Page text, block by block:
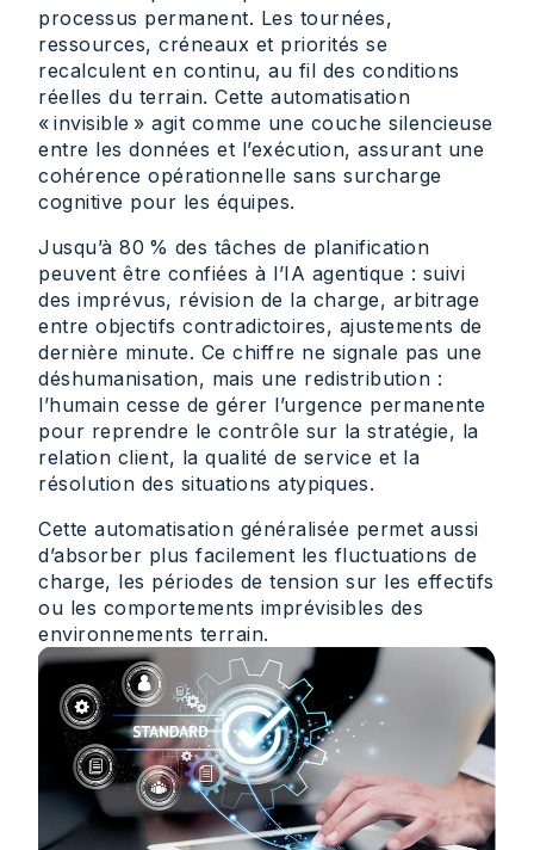
processus permanent. Les tournées,
ressources, créneaux et priorités se
recalculent en continu, au fil des conditions
réelles du terrain. Cette automatisation
« invisible » agit comme une couche silencieuse
entre les données et l’exécution, assurant une
cohérence opérationnelle sans surcharge
cognitive pour les équipes.
Jusqu’à 80 % des tâches de planification
peuvent être confiées à l’IA agentique : suivi
des imprévus, révision de la charge, arbitrage
entre objectifs contradictoires, ajustements de
dernière minute. Ce chiffre ne signale pas une
déshumanisation, mais une redistribution :
l’humain cesse de gérer l’urgence permanente
pour reprendre le contrôle sur la stratégie, la
relation client, la qualité de service et la
résolution des situations atypiques.
Cette automatisation généralisée permet aussi
d’absorber plus facilement les fluctuations de
charge, les périodes de tension sur les effectifs
ou les comportements imprévisibles des
environnements terrain.